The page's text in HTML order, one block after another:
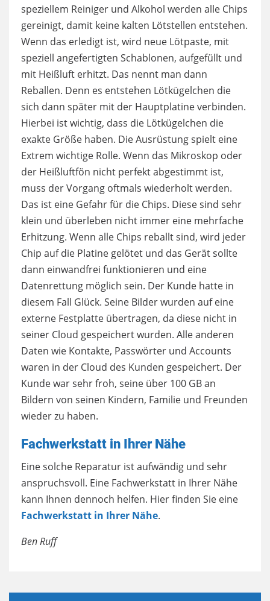
speziellem Reiniger und Alkohol werden alle Chips
gereinigt, damit keine kalten Lötstellen entstehen.
Wenn das erledigt ist, wird neue Lötpaste, mit
speziell angefertigten Schablonen, aufgefüllt und
mit Heißluft erhitzt. Das nennt man dann
Reballen. Denn es entstehen Lötkügelchen die
sich dann später mit der Hauptplatine verbinden.
Hierbei ist wichtig, dass die Lötkügelchen die
exakte Größe haben. Die Ausrüstung spielt eine
Extrem wichtige Rolle. Wenn das Mikroskop oder
der Heißluftfön nicht perfekt abgestimmt ist,
muss der Vorgang oftmals wiederholt werden.
Das ist eine Gefahr für die Chips. Diese sind sehr
klein und überleben nicht immer eine mehrfache
Erhitzung. Wenn alle Chips reballt sind, wird jeder
Chip auf die Platine gelötet und das Gerät sollte
dann einwandfrei funktionieren und eine
Datenrettung möglich sein. Der Kunde hatte in
diesem Fall Glück. Seine Bilder wurden auf eine
externe Festplatte übertragen, da diese nicht in
seiner Cloud gespeichert wurden. Alle anderen
Daten wie Kontakte, Passwörter und Accounts
waren in der Cloud des Kunden gespeichert. Der
Kunde war sehr froh, seine über 100 GB an
Bildern von seinen Kindern, Familie und Freunden
wieder zu haben.
Fachwerkstatt in Ihrer Nähe
Eine solche Reparatur ist aufwändig und sehr
anspruchsvoll. Eine Fachwerkstatt in Ihrer Nähe
kann Ihnen dennoch helfen. Hier finden Sie eine
Fachwerkstatt in Ihrer Nähe.
Ben Ruff